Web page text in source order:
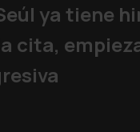
ya tiene
cita,